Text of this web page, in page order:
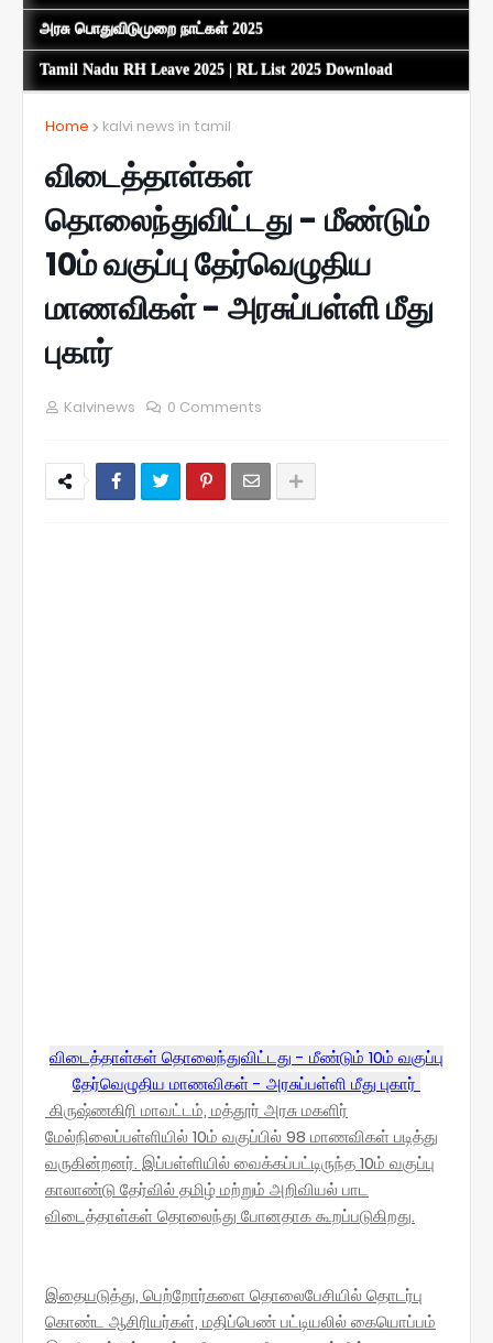
அரசு பொதுவிடுமுறை நாட்கள் 2025
Tamil Nadu RH Leave 2025 | RL List 2025 Download
Home kalvi news in tamil
விடைத்தாள்கள்
தொலைந்துவிட்டது - மீண்டும்
10ம் வகுப்பு தேர்வெழுதிய
மாணவிகள் - அரசுப்பள்ளி மீது
புகார்
Kalvinews 0 Comments
விடைத்தாள்கள் தொலைந்துவிட்டது - மீண்டும் 10ம் வகுப்பு
தேர்வெழுதிய மாணவிகள் - அரசுப்பள்ளி மீது புகார்
கிருஷ்ணகிரி மாவட்டம், மத்தூர் அரசு மகளிர்
மேல்நிலைப்பள்ளியில் 10ம் வகுப்பில் 98 மாணவிகள் படித்து
வருகின்றனர். இப்பள்ளியில் வைக்கப்பட்டிருந்த 10ம் வகுப்பு
காலாண்டு தேர்வில் தமிழ் மற்றும் அறிவியல் பாட
விடைத்தாள்கள் தொலைந்து போனதாக கூறப்படுகிறது.
இதையடுத்து, பெற்றோர்களை தொலைபேசியில் தொடர்பு
கொண்ட ஆசிரியர்கள், மதிப்பெண் பட்டியலில் கையொப்பம்